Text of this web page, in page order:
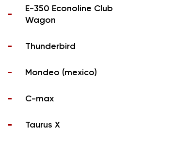
E-350 Econoline Club
Wagon
Thunderbird
Mondeo (mexico)
C-max
Taurus X